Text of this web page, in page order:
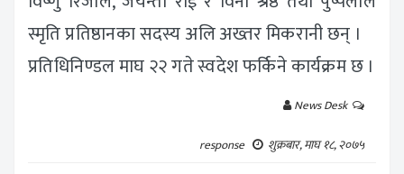
स्मृति प्रतिष्ठानका सदस्य अलि अख्तर मिकरानी छन् ।
प्रतिधिनिण्डल माघ २२ गते स्वदेश फर्किने कार्यक्रम छ ।
News Desk
response
शुक्रबार, माघ १८, २०७५